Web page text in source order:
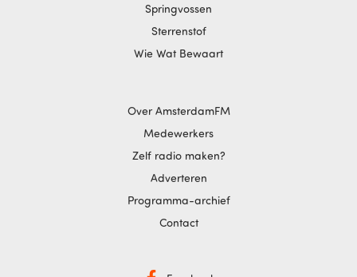
Springvossen
Sterrenstof
Wie Wat Bewaart
Over AmsterdamFM
Medewerkers
Zelf radio maken?
Adverteren
Programma-archief
Contact